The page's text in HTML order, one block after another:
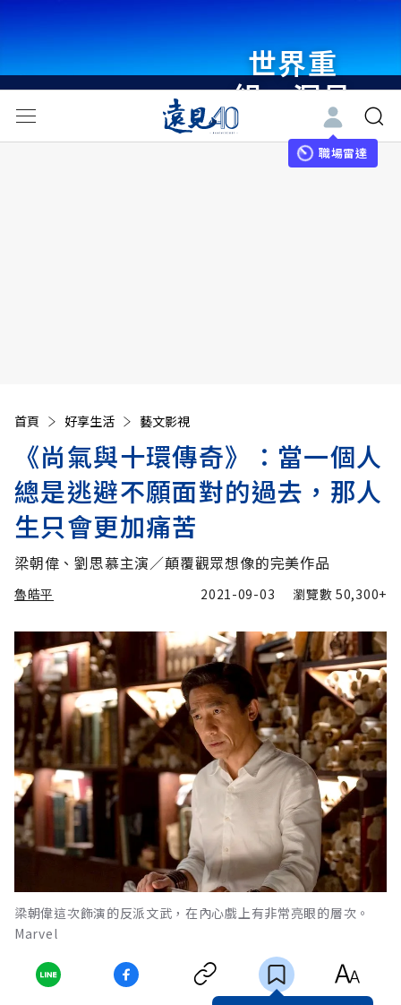
世界重
組・洞見
未來 與
世界領袖
職場雷達
首頁 好享生活 藝文影視
《尚氣與十環傳奇》：當一個人
總是逃避不願面對的過去，那人
生只會更加痛苦
梁朝偉、劉思慕主演／顛覆觀眾想像的完美作品
魯皓平 2021-09-03 瀏覽數50,300+
梁朝偉這次飾演的反派文武，在內心戲上有非常亮眼的層次。
Marvel